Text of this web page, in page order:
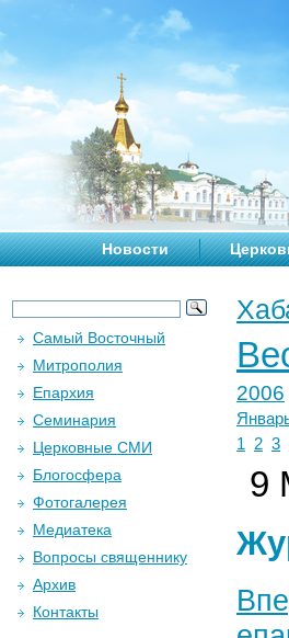
Новости
2006
1
2 3
9
Самый Восточный
Митрополия
Епархия
Семинария
Церковные СМИ
Блогосфера
Фотогалерея
Медиатека
Вопросы священнику
Архив
Контакты